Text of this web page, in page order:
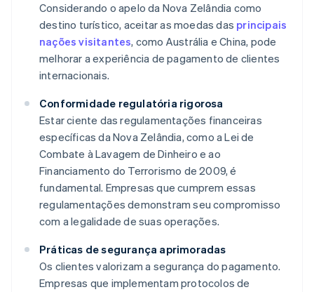
Considerando o apelo da Nova Zelândia como
destino turístico, aceitar as moedas das principais
nações visitantes, como Austrália e China, pode
melhorar a experiência de pagamento de clientes
internacionais.
Conformidade regulatória rigorosa
Estar ciente das regulamentações financeiras
específicas da Nova Zelândia, como a Lei de
Combate à Lavagem de Dinheiro e ao
Financiamento do Terrorismo de 2009, é
fundamental. Empresas que cumprem essas
regulamentações demonstram seu compromisso
com a legalidade de suas operações.
Práticas de segurança aprimoradas
Os clientes valorizam a segurança do pagamento.
Empresas que implementam protocolos de